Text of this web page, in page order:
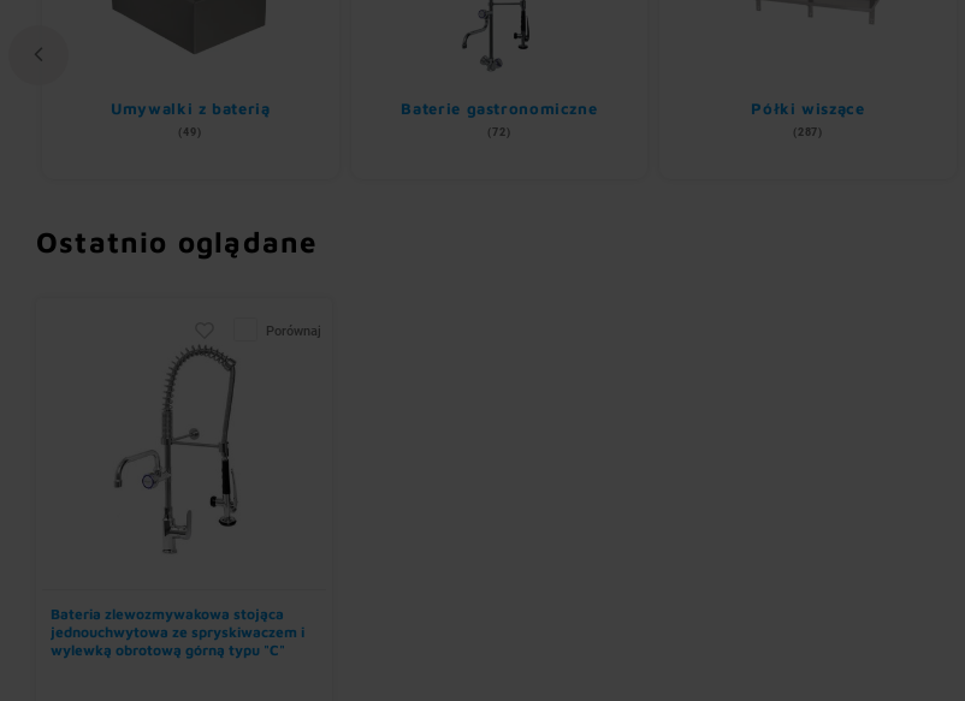
Umywalki z baterią
(49)
Baterie gastronomiczne
(72)
Półki wiszące
(287)
Ostatnio oglądane
Porównaj
Bateria zlewozmywakowa stojąca
jednouchwytowa ze spryskiwaczem i
wylewką obrotową górną typu "C"